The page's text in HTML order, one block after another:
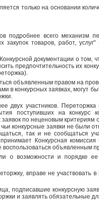
только на основании
подробнее всего механизм
закупок товаров, работ,
документации о том,
предпочтительность их
объявленным правом на
в конкурсных заявках, могут
двух участников.
поступивших на конкурс
по неценовым критериям
чьи конкурсные заявки не были
так и не сообщаться
Конкурсная комиссия
воспользоваться объявленным
о возможности и порядке
вправе не участвовать
подписавшие конкурсную
и заявлять обязательные